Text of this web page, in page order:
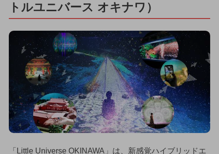
トルユニバース オキナワ）
「Little Universe OKINAWA」は、新感覚ハイブリッドエ